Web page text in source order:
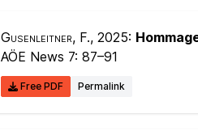
Gusenleitner, F., 2025:
AÖE News 7: 87–91
Free PDF Permalink